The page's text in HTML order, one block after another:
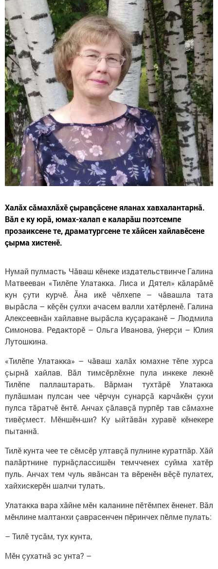
Халăх сăмахлăхӗ çыравçăсене яланах хавхалантарнă.
Вăл е ку юрă, юмах-халап е каларăш поэтсемпе
прозаиксене те, драматургсене те хăйсен хайлавӗсене
çырма хистенӗ.
Нумай пулмасть Чăваш кӗнеке издательствинче Галина
Матвееван «Тилӗпе Улатакка. Лиса и Дятел» кăларăмӗ
кун çути курчӗ. Ăна икӗ чӗлхепе – чăвашла тата
вырăсла – кӗçӗн çулхи ачасем валли хатӗрленӗ. Галина
Алексеевнăн хайлавне вырăсла куçараканӗ – Людмила
Симонова. Редакторӗ – Ольга Иванова, ӳнерçи – Юлия
Лутошкина.
«Тилӗпе Улатакка» – чăваш халăх юмахне тӗпе хурса
çырнă хайлав. Вăл тимсӗрлӗхне пула инкеке лекнӗ
Тилӗпе паллаштарать. Вăрман тухтăрӗ Улатакка
пулăшман пулсан чее чӗрчун сунарçă карчăкӗн çухи
пулса тăратчӗ ӗнтӗ. Анчах çăлавçă пурпӗр тав сăмахне
тивӗçмест. Мӗншӗн-ши? Ку ыйтăвăн хуравӗ кӗнекере
пытаннă.
Тилӗ кунта чее те сӗмсӗр ултавçă пулнине куратпăр. Хăй
палăртнине пурнăçлассишӗн темчченех суйма хатӗр
пуль. Анчах тем чуль явăнсан та вӗренӗн вӗçӗ пулатех,
хайхискерӗн шалчи тулать.
Улатакка вара хăйне мӗн каланине пӗтӗмпех ӗненет. Вăл
мӗнлине малтанхи çаврасенчен пӗринчех пӗлме пулать:
– Тилӗ тусăм, тух кунта,
Мӗн çухатнă эс унта? –